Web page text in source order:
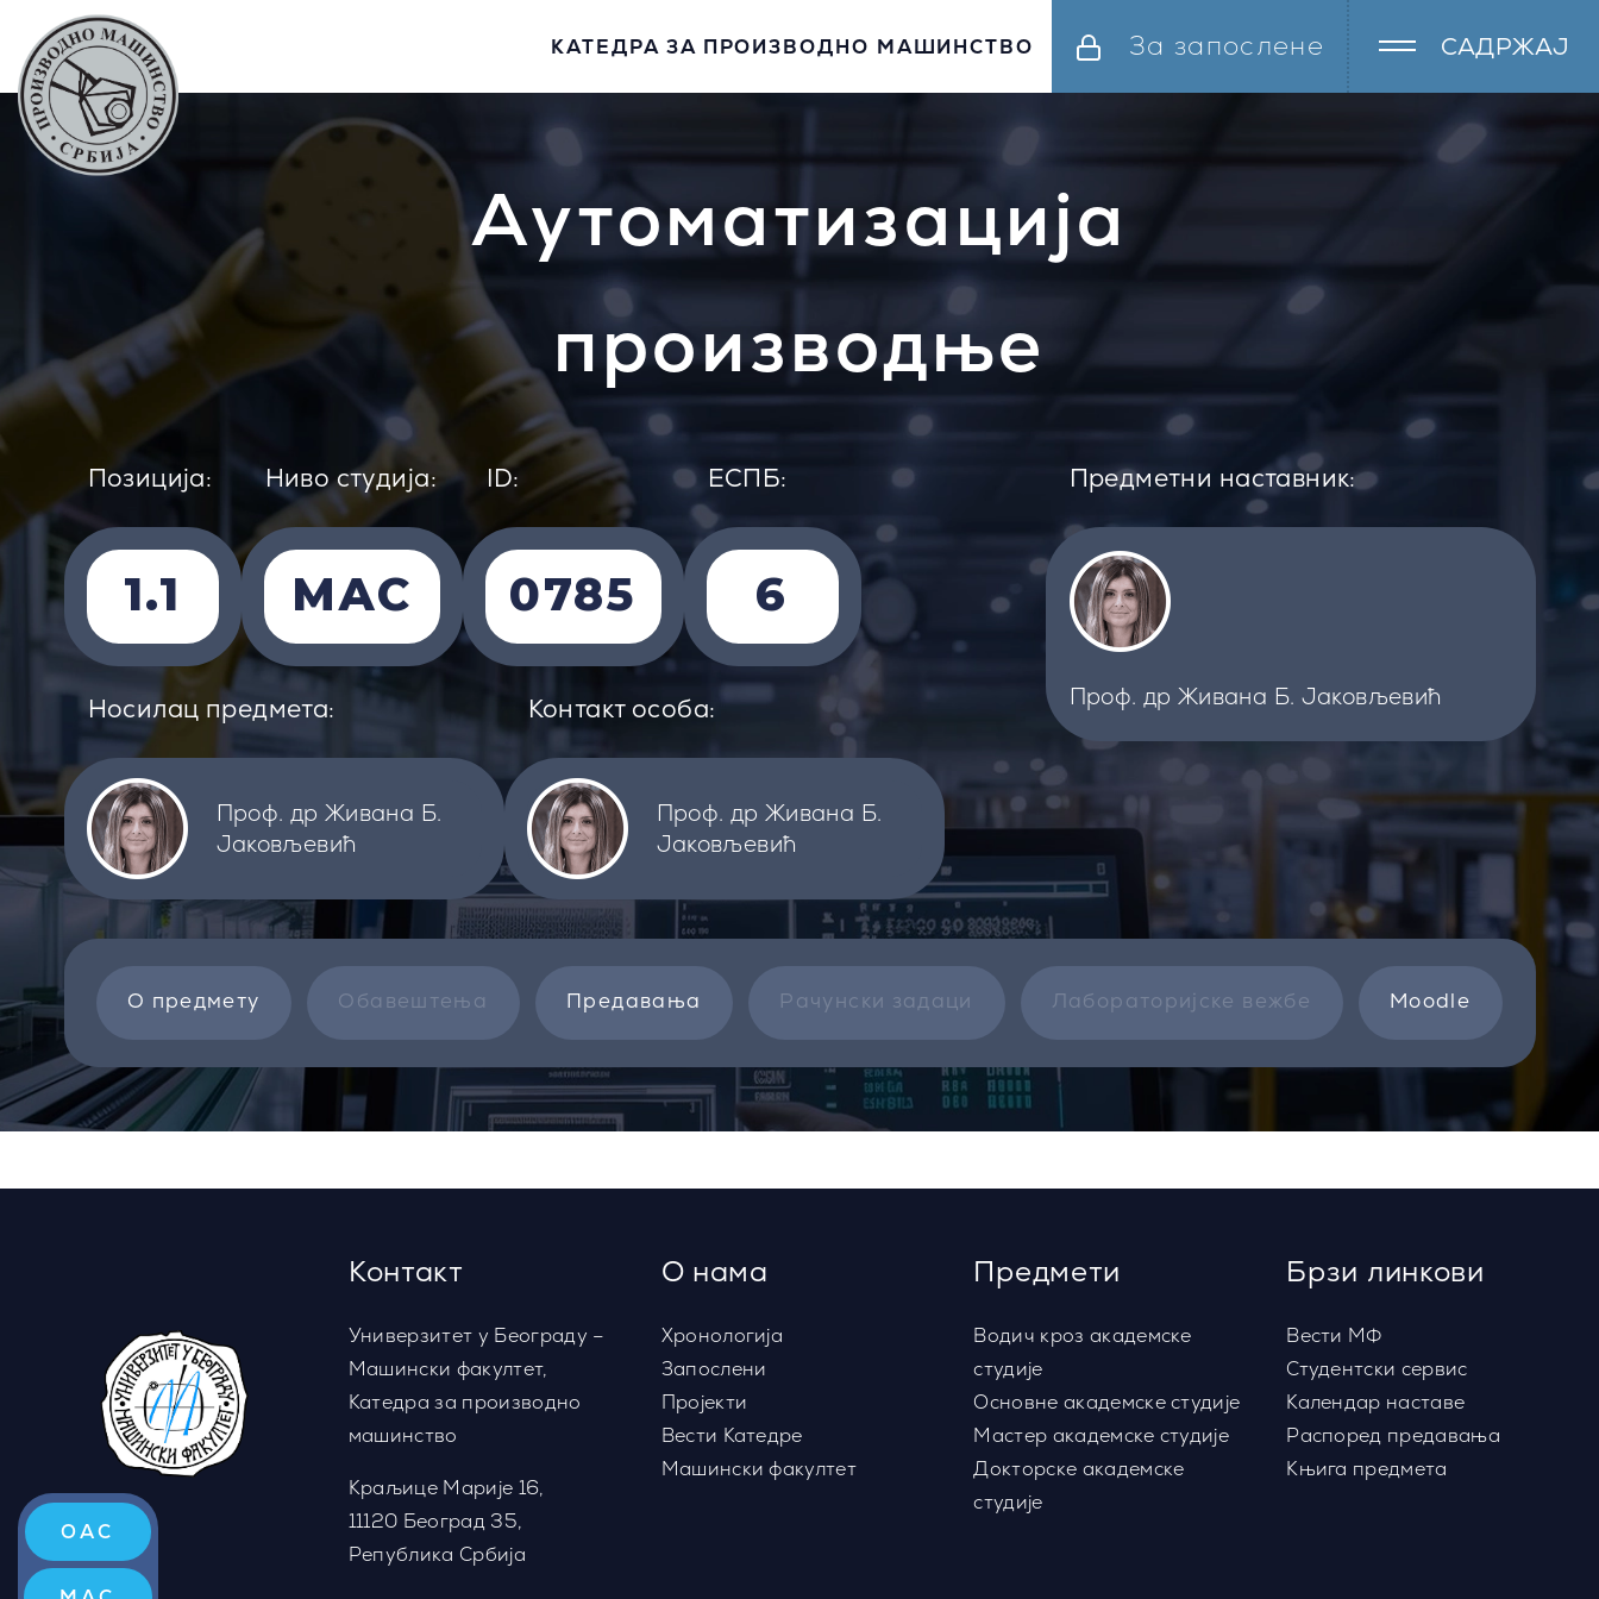
КАТЕДРА ЗА ПРОИЗВОДНО МАШИНСТВО За запослене САДРЖАЈ
Аутоматизација
производње
Позиција:
1.1
Ниво студија:
МАС
ID:
0785
EСПБ:
6
Носилац предмета:
Проф. др Живана Б.
Јаковљевић
Контакт особа:
Проф. др Живана Б.
Јаковљевић
Предметни наставник:
Проф. др Живана Б. Јаковљевић
О предмету Обавештења Предавања Рачунски задаци Лабораторијске вежбе Moodle
ОАС
Контакт
Универзитет у Београду –
Машински факултет,
Катедра за производно
машинство
Краљице Марије 16,
11120 Београд 35,
Република Србија
О нама
Хронологија
Запослени
Пројекти
Вести Катедре
Машински факултет
Предмети
Водич кроз академске
студије
Основне академске студије
Мастер академске студије
Докторске академске
студије
Брзи линкови
Вести МФ
Студентски сервис
Календар наставе
Распоред предавања
Књига предмета